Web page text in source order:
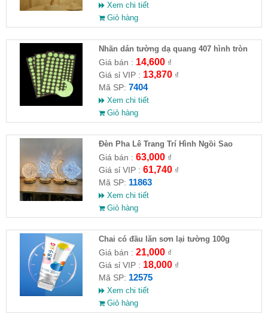
Xem chi tiết
Giỏ hàng
Nhãn dán tường dạ quang 407 hình tròn
Giá bán : 14,600₫
Giá sỉ VIP : 13,870₫
Mã SP: 7404
Xem chi tiết
Giỏ hàng
Đèn Pha Lê Trang Trí Hình Ngồi Sao
Giá bán : 63,000₫
Giá sỉ VIP : 61,740₫
Mã SP: 11863
Xem chi tiết
Giỏ hàng
Chai có đầu lăn sơn lại tường 100g
Giá bán : 21,000₫
Giá sỉ VIP : 18,000₫
Mã SP: 12575
Xem chi tiết
Giỏ hàng